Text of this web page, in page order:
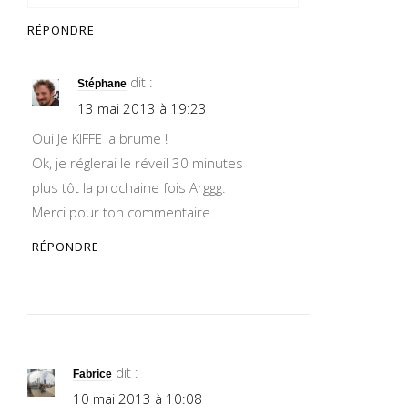
RÉPONDRE
Stéphane dit :
13 mai 2013 à 19:23
Oui Je KIFFE la brume !
Ok, je réglerai le réveil 30 minutes
plus tôt la prochaine fois Arggg.
Merci pour ton commentaire.
RÉPONDRE
Fabrice dit :
10 mai 2013 à 10:08